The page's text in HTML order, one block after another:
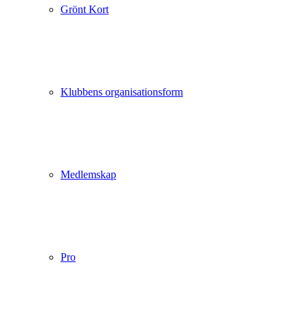
Grönt Kort
Klubbens organisationsform
Medlemskap
Pro